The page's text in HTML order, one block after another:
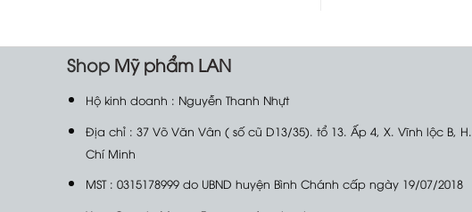
Shop Mỹ phẩm LAN
Hộ kinh doanh : Nguyễn Thanh Nhựt
Địa chỉ : 37 Võ Văn Vân ( số cũ D13/35). tổ 13. Ấp 4, X. Vĩnh lộc B,
Chí Minh
MST : 0315178999 do UBND huyện Bình Chánh cấp ngày 19/07/2018